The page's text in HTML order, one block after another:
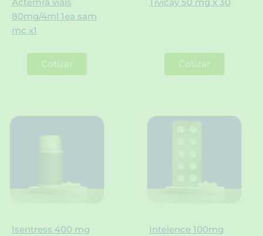
80mg/4ml 1ea sam
mc x1
Cotizar Cotizar
Isentress 400 mg
Intelence 100mg